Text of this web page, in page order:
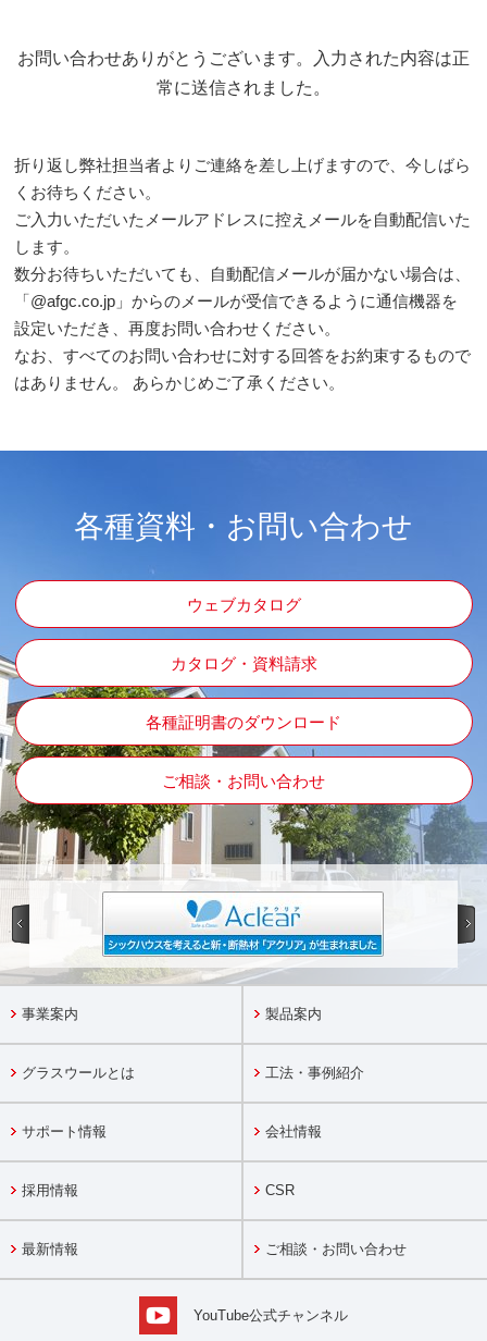
お問い合わせありがとうございます。入力された内容は正
常に送信されました。
折り返し弊社担当者よりご連絡を差し上げますので、今しばら
くお待ちください。
ご入力いただいたメールアドレスに控えメールを自動配信いた
します。
数分お待ちいただいても、自動配信メールが届かない場合は、
「@afgc.co.jp」からのメールが受信できるように通信機器を
設定いただき、再度お問い合わせください。
なお、すべてのお問い合わせに対する回答をお約束するもので
はありません。 あらかじめご了承ください。
各種資料・お問い合わせ
ウェブカタログ
カタログ・資料請求
各種証明書のダウンロード
ご相談・お問い合わせ
事業案内 製品案内
グラスウールとは 工法・事例紹介
サポート情報 会社情報
採用情報 CSR
最新情報 ご相談・お問い合わせ
YouTube公式チャンネル